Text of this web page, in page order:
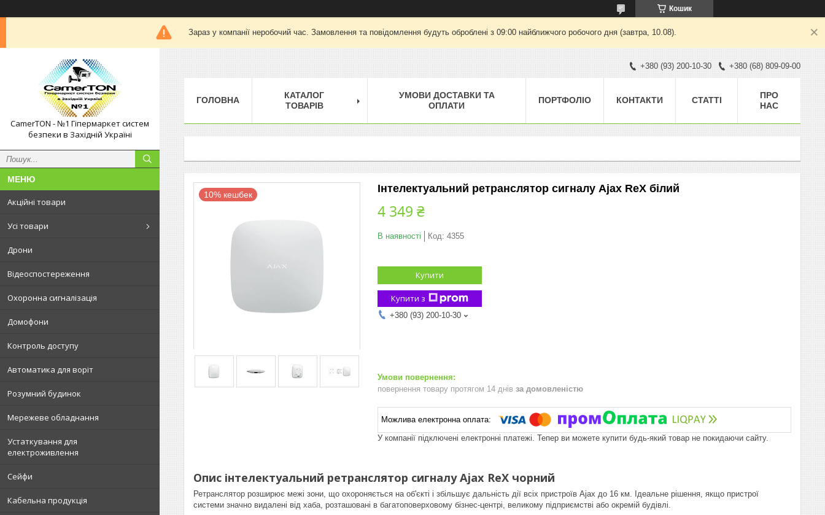
Кошик
Зараз у компанії неробочий час. Замовлення та повідомлення будуть оброблені з 09:00 найближчого робочого дня (завтра, 10.08).
CamerTON - №1 Гіпермаркет систем
безпеки в Західній Україні
Акційні товари
Усі товари
Дрони
Відеоспостереження
Охоронна сигналізація
Домофони
Контроль доступу
Автоматика для воріт
Розумний будинок
Мережеве обладнання
Устаткування для
електроживлення
Сейфи
Кабельна продукція
+380 (93) 200-10-30 +380 (68) 809-09-00
ГОЛОВНА
КАТАЛОГ
ТОВАРІВ
УМОВИ ДОСТАВКИ ТА
ОПЛАТИ
ПОРТФОЛІО КОНТАКТИ СТАТТІ
ПРО
НАС
10% кешбек Інтелектуальний ретранслятор сигналу Ajax ReX білий
4 349 ₴
В наявності Код: 4355
Купити
Купити з
+380 (93) 200-10-30
повернення товару протягом 14 днів за домовленістю
У компанії підключені електронні платежі. Тепер ви можете купити будь-який товар не покидаючи сайту.
Опис інтелектуальний ретранслятор сигналу Ajax ReX чорний
Ретранслятор розширює межі зони, що охороняється на об'єкті і збільшує дальність дії всіх пристроїв Ajax до 16 км. Ідеальне рішення, якщо пристрої
системи значно видалені від хаба, розташовані в багатоповерховому бізнес-центрі, великому підприємстві або окремій будівлі.